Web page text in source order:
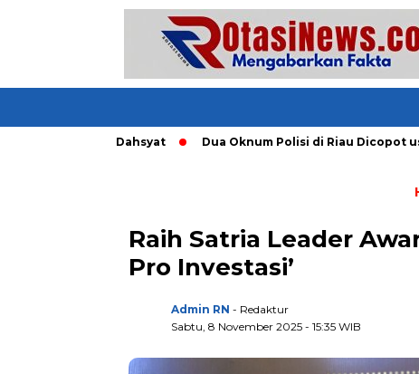
Dua Oknum Polisi di Riau Dicopot usai
Raih Satria Leader
Pro Investasi’
Admin RN - Redaktur
Sabtu, 8 November 2025 - 15:35 WIB